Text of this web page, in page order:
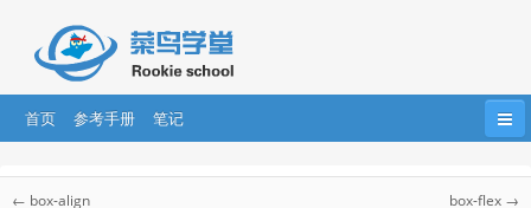
首页 参考手册 笔记
← box-align box-flex →